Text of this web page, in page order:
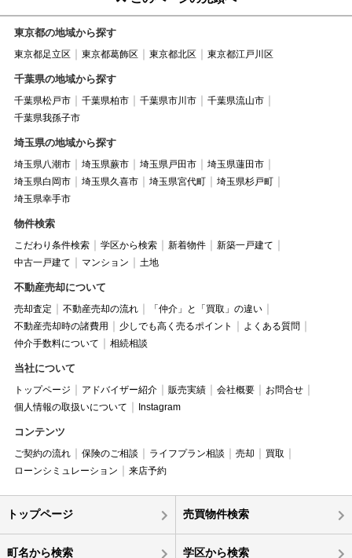
東京都の地域から探す
東京都足立区 東京都葛飾区 東京都北区 東京都江戸川区
千葉県の地域から探す
千葉県松戸市 千葉県柏市 千葉県市川市
千葉県流山市
千葉県我孫子市
埼玉県の地域から探す
埼玉県八潮市 埼玉県蕨市 埼玉県戸田市
埼玉県蓮田市
埼玉県白岡市
埼玉県久喜市 埼玉県宮代町
埼玉県杉戸町
埼玉県幸手市
物件検索
こだわり条件検索 学区から検索 新着物件
新築一戸建て
中古一戸建て
マンション 土地
不動産売却について
売却査定 不動産売却の流れ
「仲介」と「買取」の違い
不動産売却時の諸費用
少しでも高く売るポイント
よくある質問
仲介手数料について
相続相談
当社について
トップページ アドバイザー紹介 販売実績 会社概要
お問合せ
個人情報の取扱いについて
Instagram
コンテンツ
ご契約の流れ 保険のご相談 ライフプラン相談 売却
買取
ローンシミュレーション
来店予約
トップページ 売買物件検索
町名から検索 学区から検索